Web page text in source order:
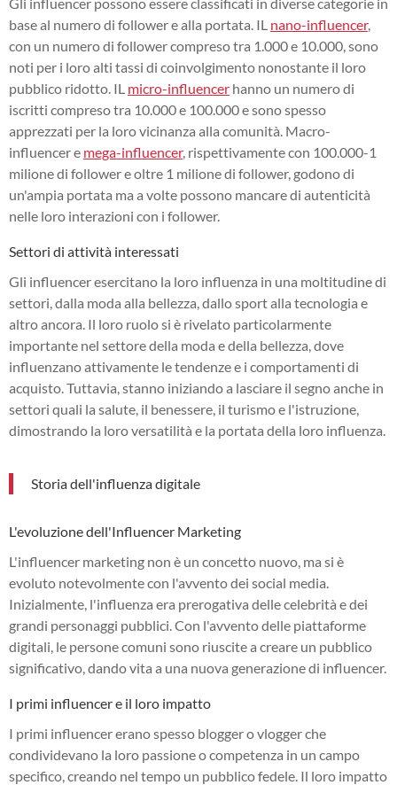
base al numero di follower e alla portata. IL nano-influencer,
con un numero di follower compreso tra 1.000 e 10.000, sono
noti per i loro alti tassi di coinvolgimento nonostante il loro
pubblico ridotto. IL micro-influencer hanno un numero di
iscritti compreso tra 10.000 e 100.000 e sono spesso
apprezzati per la loro vicinanza alla comunità. Macro-
influencer e mega-influencer, rispettivamente con 100.000-1
milione di follower e oltre 1 milione di follower, godono di
un'ampia portata ma a volte possono mancare di autenticità
nelle loro interazioni con i follower.
Settori di attività interessati
Gli influencer esercitano la loro influenza in una moltitudine di
settori, dalla moda alla bellezza, dallo sport alla tecnologia e
altro ancora. Il loro ruolo si è rivelato particolarmente
importante nel settore della moda e della bellezza, dove
influenzano attivamente le tendenze e i comportamenti di
acquisto. Tuttavia, stanno iniziando a lasciare il segno anche in
settori quali la salute, il benessere, il turismo e l'istruzione,
dimostrando la loro versatilità e la portata della loro influenza.
Storia dell'influenza digitale
L'evoluzione dell'Influencer Marketing
L'influencer marketing non è un concetto nuovo, ma si è
evoluto notevolmente con l'avvento dei social media.
Inizialmente, l'influenza era prerogativa delle celebrità e dei
grandi personaggi pubblici. Con l'avvento delle piattaforme
digitali, le persone comuni sono riuscite a creare un pubblico
significativo, dando vita a una nuova generazione di influencer.
I primi influencer e il loro impatto
I primi influencer erano spesso blogger o vlogger che
condividevano la loro passione o competenza in un campo
specifico, creando nel tempo un pubblico fedele. Il loro impatto